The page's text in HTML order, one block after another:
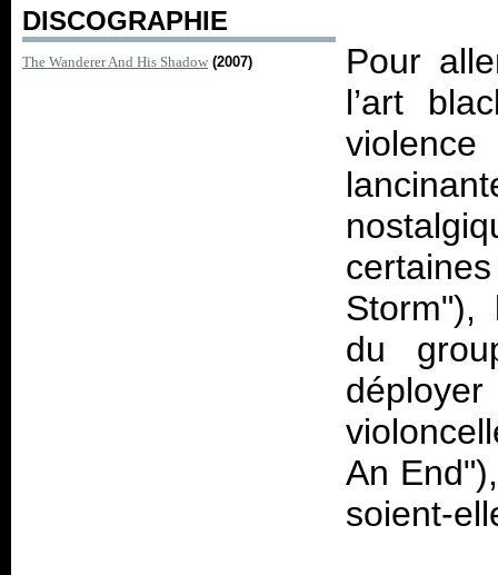
DISCOGRAPHIE
The Wanderer And His Shadow (2007)
Pour
l’art
Storm"),
du
An